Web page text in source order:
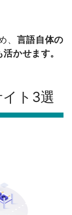
、 言語自体の
かせます。
ト3選